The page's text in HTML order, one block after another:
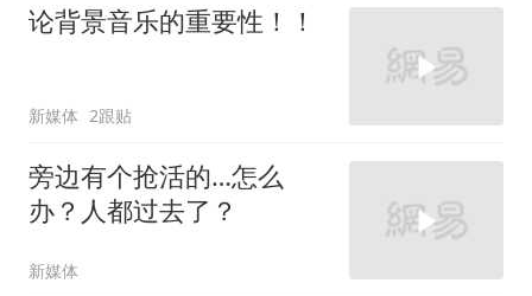
论背景音乐的重要性！！
新媒体 2跟贴
旁边有个抢活的…怎么
办？人都过去了？
新媒体